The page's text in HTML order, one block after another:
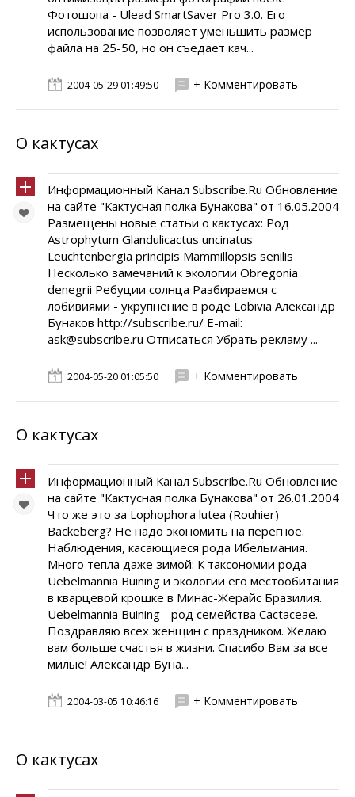
Фотошопа - Ulead SmartSaver Pro 3.0. Его
использование позволяет уменьшить размер
файла на 25-50, но он съедает кач...
2004-05-29 01:49:50 + Комментировать
О кактусах
Информационный Канал Subscribe.Ru Обновление
на сайте "Кактусная полка Бунакова" от 16.05.2004
Размещены новые статьи о кактусах: Род
Astrophytum Glandulicactus uncinatus
Leuchtenbergia principis Mammillopsis senilis
Несколько замечаний к экологии Obregonia
denegrii Ребуции солнца Разбираемся с
лобивиями - укрупнение в роде Lobivia Александр
Бунаков http://subscribe.ru/ E-mail:
ask@subscribe.ru Отписаться Убрать рекламу ...
2004-05-20 01:05:50 + Комментировать
О кактусах
Информационный Канал Subscribe.Ru Обновление
на сайте "Кактусная полка Бунакова" от 26.01.2004
Что же это за Lophophora lutea (Rouhier)
Backeberg? Не надо экономить на перегное.
Наблюдения, касающиеся рода Ибельмания.
Много тепла даже зимой: К таксономии рода
Uebelmannia Buining и экологии его местообитания
в кварцевой крошке в Минас-Жерайс Бразилия.
Uebelmannia Buining - род семейства Cactaceae.
Поздравляю всех женщин с праздником. Желаю
вам больше счастья в жизни. Спасибо Вам за все
милые! Александр Буна...
2004-03-05 10:46:16 + Комментировать
О кактусах